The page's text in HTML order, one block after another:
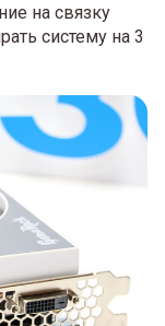
на связку
систему на 3